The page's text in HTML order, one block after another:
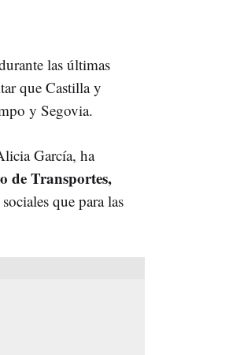
las últimas
que Castilla y
y Segovia.
García, ha
de Transportes,
que para las